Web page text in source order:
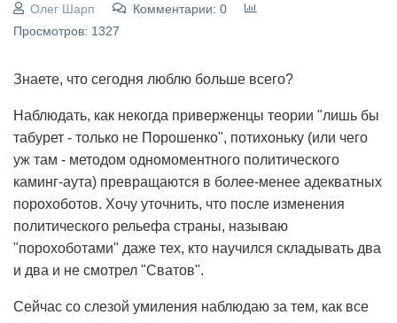
Олег Шарп
Комментарии: 0
Просмотров: 1327
Знаете, что сегодня люблю больше всего?
Наблюдать, как некогда приверженцы теории "лишь бы
табурет - только не Порошенко", потихоньку (или чего
уж там - методом одномоментного политического
каминг-аута) превращаются в более-менее адекватных
порохоботов. Хочу уточнить, что после изменения
политического рельефа страны, называю
"порохоботами" даже тех, кто научился складывать два
и два и не смотрел "Сватов".
Сейчас со слезой умиления наблюдаю за тем, как все